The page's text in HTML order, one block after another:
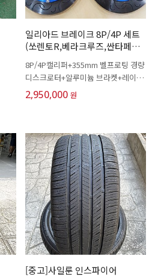
일리아드 브레이크 8P/4P 세트
(쏘렌토R,베라크루즈,싼타페
CM)
8P/4P캘리퍼+355mm 벨프로팅 경량
디스크로터+알루미늄 브라켓+레이싱
저소음패드
2,950,000 원
[중고]사일룬 인스파이어